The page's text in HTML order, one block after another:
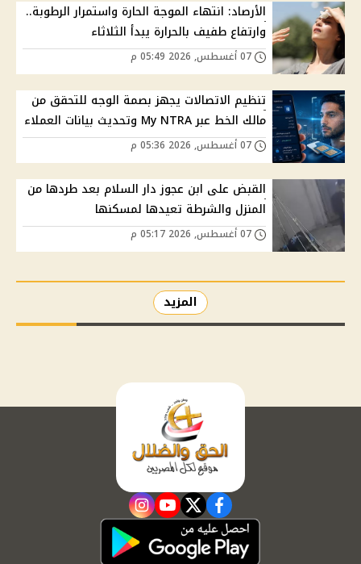
الأرصاد: انتهاء الموجة الحارة واستمرار الرطوبة..
وارتفاع طفيف بالحرارة يبدأ الثلاثاء
تنظيم الاتصالات يجهز بصمة الوجه للتحقق من
مالك الخط عبر My NTRA وتحديث بيانات العملاء
القبض على ابن عجوز دار السلام بعد طردها من
المنزل والشرطة تعيدها لمسكنها
المزيد
facebook
twitter
youtube
instagram